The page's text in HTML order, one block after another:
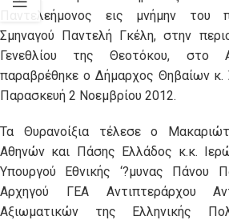
Παντελεήμονος εις μνήμην του
Σμηναγού Παντελή Γκέλη, στην
Γενεθλίου της Θεοτόκου, στο
παραβρέθηκε ο Δήμαρχος Θηβαίων κ.
Παρασκευή 2 Νοεμβρίου 2012.
Τα Θυρανοίξια τέλεσε ο
Αθηνών και Πάσης Ελλάδος κ.κ.
Υπουργού Εθνικής ‘?μυνας Πάνου
Αρχηγού ΓΕΑ Αντιπτεράρχου
Αξιωματικών της Ελληνικής